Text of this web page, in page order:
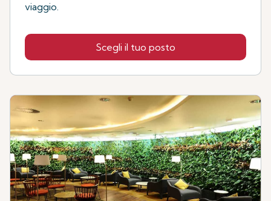
viaggio.
Scegli il tuo posto